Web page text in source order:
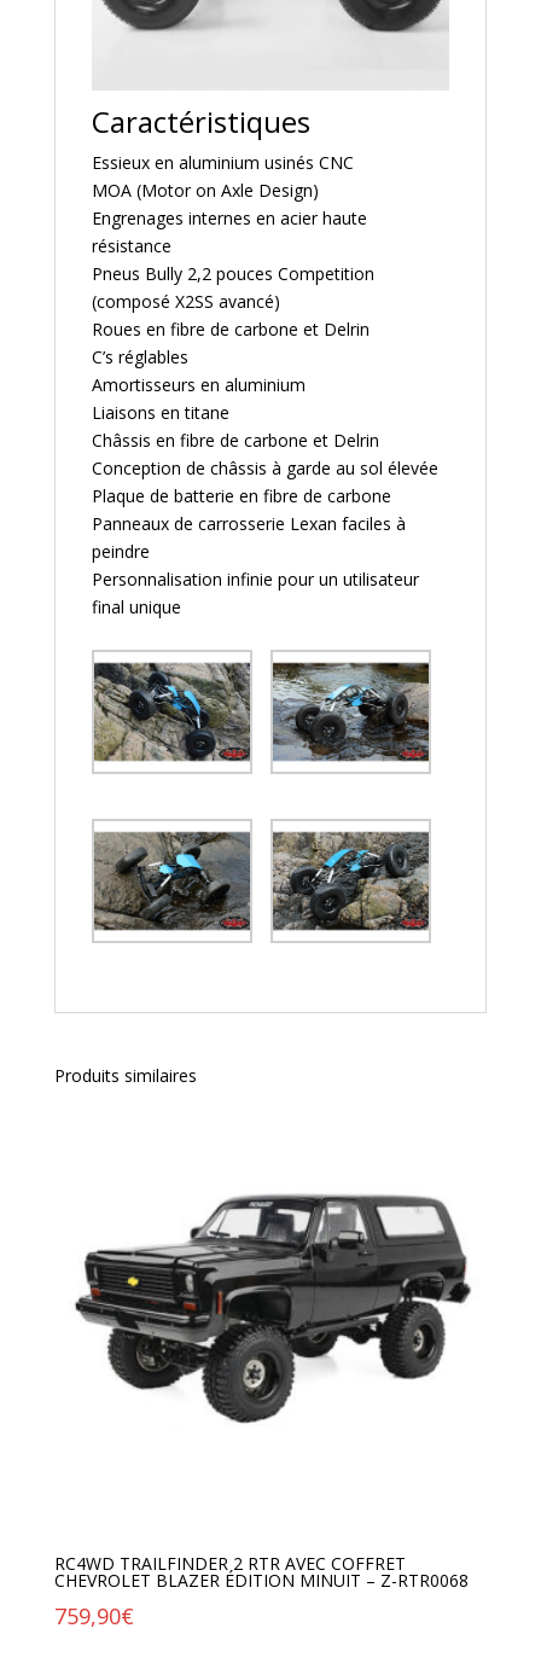
Caractéristiques
Essieux en aluminium usinés CNC
MOA (Motor on Axle Design)
Engrenages internes en acier haute
résistance
Pneus Bully 2,2 pouces Competition
(composé X2SS avancé)
Roues en fibre de carbone et Delrin
C’s réglables
Amortisseurs en aluminium
Liaisons en titane
Châssis en fibre de carbone et Delrin
Conception de châssis à garde au sol élevée
Plaque de batterie en fibre de carbone
Panneaux de carrosserie Lexan faciles à
peindre
Personnalisation infinie pour un utilisateur
final unique
Produits similaires
RC4WD TRAILFINDER 2 RTR AVEC COFFRET
CHEVROLET BLAZER ÉDITION MINUIT – Z-RTR0068
759,90€